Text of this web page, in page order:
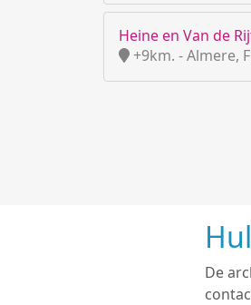
Heine en Van de
+9km. - Almere,
De